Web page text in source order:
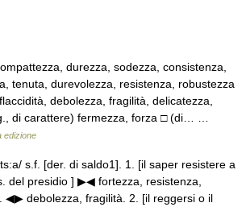
durezza, sodezza, consistenza,
tenuta, durevolezza, resistenza, robustezza
debolezza, fragilità, delicatezza,
di carattere) fermezza, forza □ (di… …
edizione
s.f. [der. di saldo1]. 1. [il saper resistere a
del presidio ] ▶◀ fortezza, resistenza,
◀▶ debolezza, fragilità. 2. [il reggersi o il